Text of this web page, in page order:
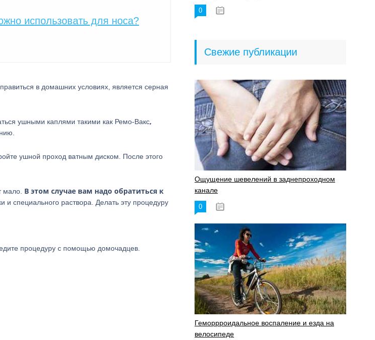
использовать для носа?
в домашних условиях, является серная
ушными каплями такими как Ремо-Вакс,
ушной проход ватным диском. После этого
мало. В этом случае вам надо обратиться к
специального раствора. Делать эту процедуру
процедуру с помощью домочадцев.
0
Свежие публикации
Ощущение шевелений в заднепроходном
канале
0
Геморрроидальное воспаление и езда на
велосипеде